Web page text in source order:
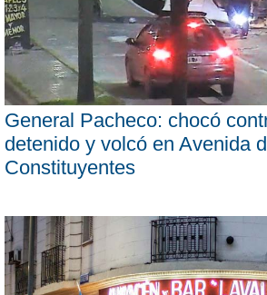
General Pacheco: chocó
detenido y volcó en Avenida
Constituyentes